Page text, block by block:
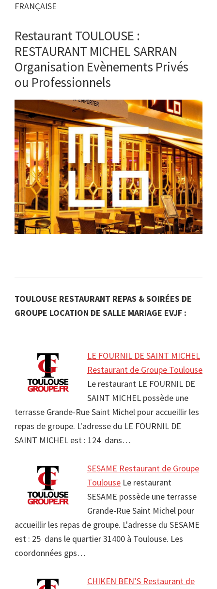
FRANÇAISE
Restaurant TOULOUSE :
RESTAURANT MICHEL SARRAN
Organisation Evènements Privés
ou Professionnels
TOULOUSE RESTAURANT REPAS & SOIRÉES DE
GROUPE LOCATION DE SALLE MARIAGE EVJF :
LE FOURNIL DE SAINT MICHEL
Restaurant de Groupe Toulouse
Le restaurant LE FOURNIL DE
SAINT MICHEL possède une
terrasse Grande-Rue Saint Michel pour accueillir les
repas de groupe. L'adresse du LE FOURNIL DE
SAINT MICHEL est : 124 dans…
SESAME Restaurant de Groupe
Toulouse Le restaurant
SESAME possède une terrasse
Grande-Rue Saint Michel pour
accueillir les repas de groupe. L'adresse du SESAME
est : 25 dans le quartier 31400 à Toulouse. Les
coordonnées gps…
CHIKEN BEN’S Restaurant de